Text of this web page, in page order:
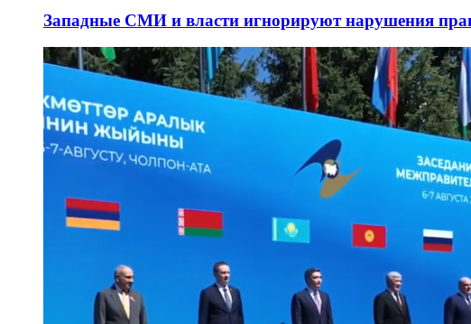
Западные СМИ и власти игнорируют нарушения